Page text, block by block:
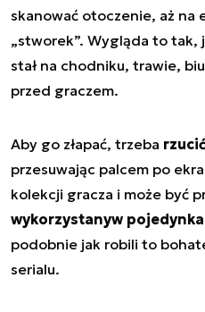
skanować otoczenie, aż na
„stworek”. Wygląda to tak,
stał na chodniku, trawie,
przed graczem.
Aby go złapać, trzeba
przesuwając palcem po
kolekcji gracza i może być
wykorzystanyw
podobnie jak robili to
serialu.